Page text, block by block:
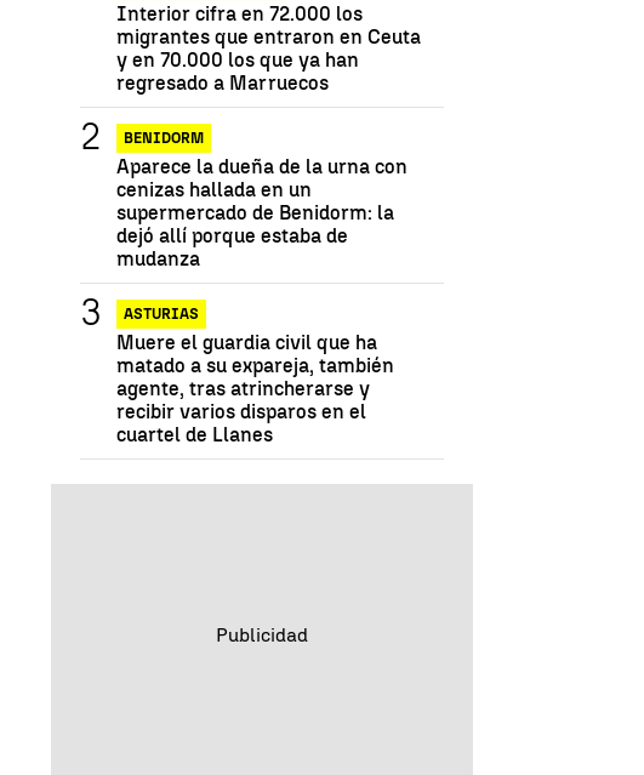
Interior cifra en 72.000 los
migrantes que entraron en Ceuta
y en 70.000 los que ya han
regresado a Marruecos
BENIDORM
Aparece la dueña de la urna con
cenizas hallada en un
supermercado de Benidorm: la
dejó allí porque estaba de
mudanza
ASTURIAS
Muere el guardia civil que ha
matado a su expareja, también
agente, tras atrincherarse y
recibir varios disparos en el
cuartel de Llanes